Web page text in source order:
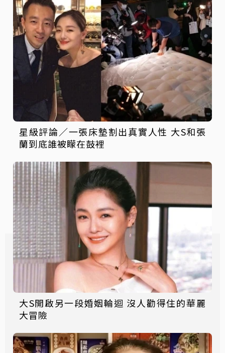
星級評論／一張床墊割出真實人性 大S和張
蘭到底誰被矇在鼓裡
大S開啟另一段婚姻輪迴 沒人勸得住的華麗
大冒險